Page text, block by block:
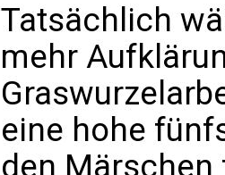
Tatsächlich
mehr
eine hohe
den Märschen